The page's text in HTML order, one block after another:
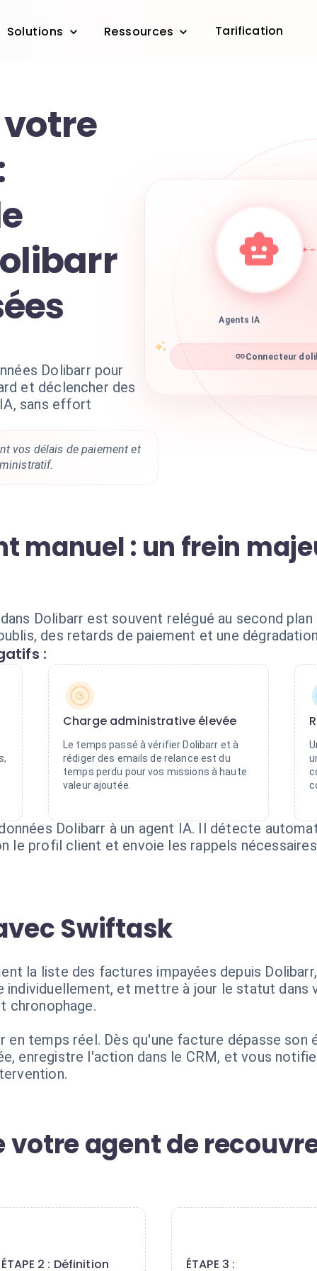
Solutions Ressources Tarification
Dolibarr pour
et déclencher des
sans effort
vos délais de paiement et
Agents IA
Connecteur
manuel : un frein
Dolibarr est souvent relégué au second
des retards de paiement et une
:
Charge administrative élevée
Le temps passé à vérifier Dolibarr et à
rédiger des emails de relance est du
temps perdu pour vos missions à haute
valeur ajoutée.
Dolibarr à un agent IA. Il détecte
le profil client et envoie les rappels
Swiftask
la liste des factures impayées depuis
individuellement, et mettre à jour le statut dans
chronophage.
temps réel. Dès qu'une facture dépasse son
enregistre l'action dans le CRM, et vous
votre agent de
ÉTAPE 2 : Définition ÉTAPE 3 :